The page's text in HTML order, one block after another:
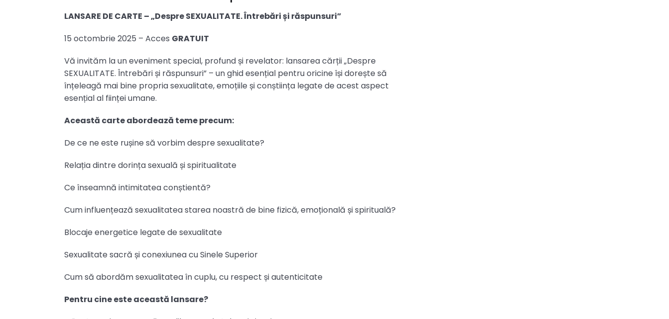
LANSARE DE CARTE – „Despre SEXUALITATE. Întrebări și răspunsuri”
15 octombrie 2025 – Acces GRATUIT
Vă invităm la un eveniment special, profund și revelator: lansarea cărții „Despre
SEXUALITATE. Întrebări și răspunsuri” – un ghid esențial pentru oricine își dorește să
înțeleagă mai bine propria sexualitate, emoțiile și conștiința legate de acest aspect
esențial al ființei umane.
Această carte abordează teme precum:
De ce ne este rușine să vorbim despre sexualitate?
Relația dintre dorința sexuală și spiritualitate
Ce înseamnă intimitatea conștientă?
Cum influențează sexualitatea starea noastră de bine fizică, emoțională și spirituală?
Blocaje energetice legate de sexualitate
Sexualitate sacră și conexiunea cu Sinele Superior
Cum să abordăm sexualitatea în cuplu, cu respect și autenticitate
Pentru cine este această lansare?